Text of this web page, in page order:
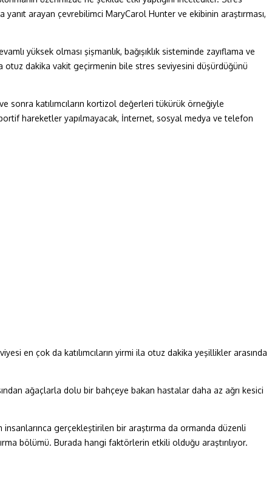
arayan çevrebilimci MaryCarol Hunter ve ekibinin araştırması,
yüksek olması şişmanlık, bağışıklık sisteminde zayıflama ve
otuz dakika vakit geçirmenin bile stres seviyesini düşürdüğünü
sonra katılımcıların kortizol değerleri tükürük örneğiyle
hareketler yapılmayacak, İnternet, sosyal medya ve telefon
en çok da katılımcıların yirmi ila otuz dakika yeşillikler arasında
ağaçlarla dolu bir bahçeye bakan hastalar daha az ağrı kesici
gerçekleştirilen bir araştırma da ormanda düzenli
bölümü. Burada hangi faktörlerin etkili olduğu araştırılıyor.